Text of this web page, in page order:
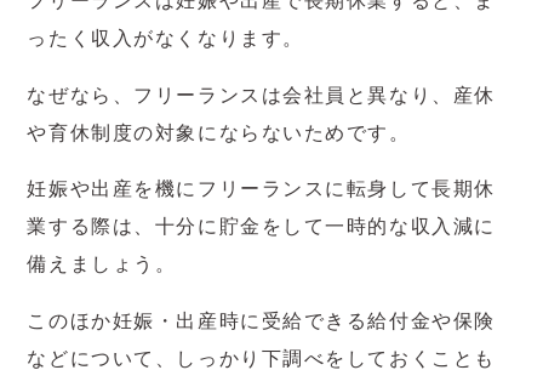
ったく収入がなくなります。
なぜなら、フリーランスは会社員と異なり、産休
や育休制度の対象にならないためです。
妊娠や出産を機にフリーランスに転身して長期休
業する際は、十分に貯金をして一時的な収入減に
備えましょう。
このほか妊娠・出産時に受給できる給付金や保険
などについて、しっかり下調べをしておくことも